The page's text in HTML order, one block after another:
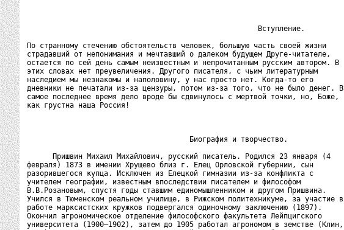
                                                      Вступление.
По странному стечению обстоятельств человек, большую часть своей жизни
страдавший от непонимания и мечтавший о далеком будущем Друге-читателе,
остается по сей день самым неизвестным и непрочитанным русским автором. В
этих словах нет преувеличения. Другого писателя, с чьим литературным
наследием мы незнакомы и наполовину, у нас просто нет. Когда-то его
дневники не печатали из-за цензуры, потом из-за того, что не было денег. В
самое последнее время дело вроде бы сдвинулось с мертвой точки, но, Боже,
как грустна наша Россия!
                                      Биография и творчество.
      Пришвин Михаил Михайлович, русский писатель. Родился 23 января (4
февраля) 1873 в имении Хрущево близ г. Елец Орловской губернии, сын
разорившегося купца. Исключен из Елецкой гимназии из-за конфликта с
учителем географии, известным впоследствии писателем и философом
В.В.Розановым, спустя годы ставшим единомышленником и другом Пришвина.
Учился в Тюменском реальном училище, в Рижском политехникуме, за участие в
работе марксистских кружков подвергался одиночному заключению (1897).
Окончил агрономическое отделение философского факультета Лейпцигского
университета (1900–1902), затем до 1905 работал агрономом в земстве (Клин,